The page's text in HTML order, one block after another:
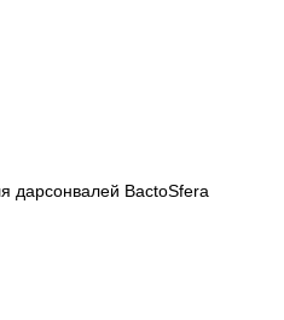
дарсонвалей BactoSfera